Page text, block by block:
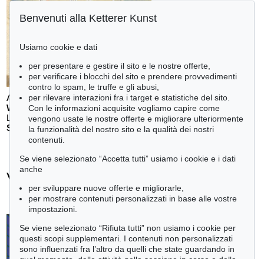
Auction 611 - Lot 123000200
WILLI BAUMEISTER
Landschaft mit rotem Bogen (Sommerfest) , 1948
Stima:€ 70,000
Victor Vasarely - Ogetti venduti
tute le offerte
Benvenuti alla Ketterer Kunst
Usiamo cookie e dati
per presentare e gestire il sito e le nostre offerte,
per verificare i blocchi del sito e prendere provvedimenti
contro lo spam, le truffe e gli abusi,
per rilevare interazioni fra i target e statistiche del sito.
Con le informazioni acquisite vogliamo capire come
vengono usate le nostre offerte e migliorare ulteriormente
la funzionalità del nostro sito e la qualità dei nostri
contenuti.
Se viene selezionato “Accetta tutti” usiamo i cookie e i dati
anche
per sviluppare nuove offerte e migliorarle,
per mostrare contenuti personalizzati in base alle vostre
impostazioni.
Se viene selezionato “Rifiuta tutti” non usiamo i cookie per
questi scopi supplementari. I contenuti non personalizzati
sono influenzati fra l’altro da quelli che state guardando in